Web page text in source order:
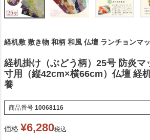
経机敷 敷き物 和柄 和風 仏壇 ランチョンマ
経机掛け（ぶどう柄）25号 防炎マ
寸用（縦42cm×横66cm）仏壇 経
養
商品番号 10068116
価格 ¥6,280税込